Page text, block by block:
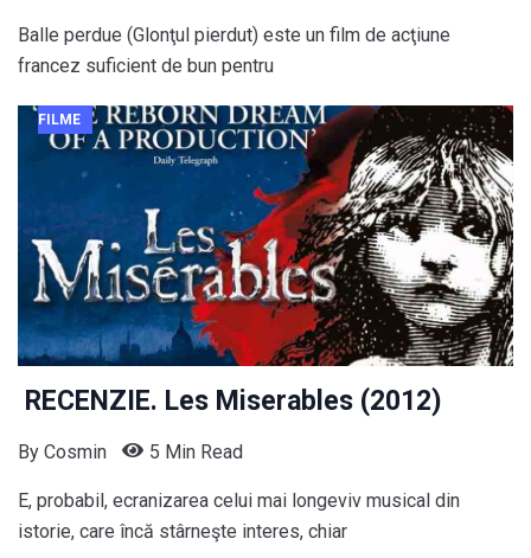
Balle perdue (Glonţul pierdut) este un film de acţiune
francez suficient de bun pentru
FILME
RECENZIE. Les Miserables (2012)
By Cosmin 5 Min Read
E, probabil, ecranizarea celui mai longeviv musical din
istorie, care încă stârneşte interes, chiar